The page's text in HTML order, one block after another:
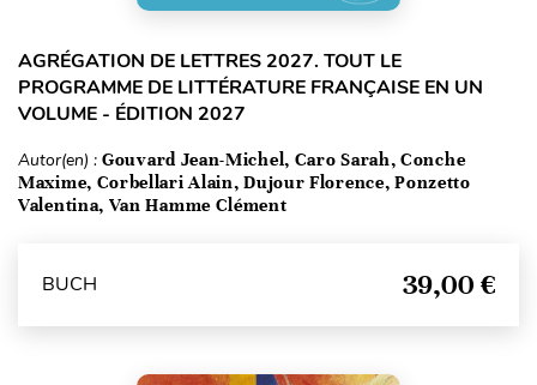
AGRÉGATION DE LETTRES 2027. TOUT LE
PROGRAMME DE LITTÉRATURE FRANÇAISE EN UN
VOLUME - ÉDITION 2027
Autor(en) : Gouvard Jean-Michel, Caro Sarah, Conche
Maxime, Corbellari Alain, Dujour Florence, Ponzetto
Valentina, Van Hamme Clément
BUCH 39,00 €